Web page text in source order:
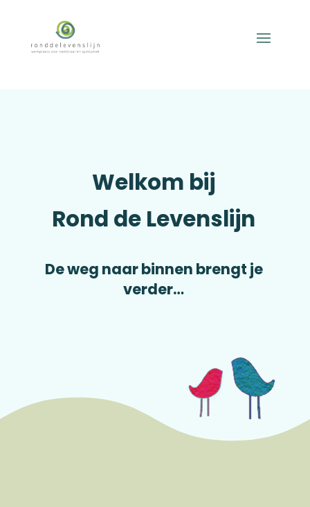
Welkom bij
Rond de Levenslijn
De weg naar binnen brengt je
verder…